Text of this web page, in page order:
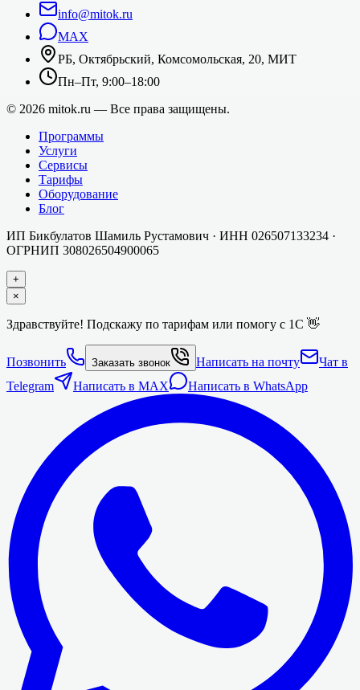
info@mitok.ru
MAX
РБ, Октябрьский, Комсомольская, 20, МИТ
Пн–Пт, 9:00–18:00
© 2026 mitok.ru — Все права защищены.
Программы
Услуги
Сервисы
Тарифы
Оборудование
Блог
ИП Бикбулатов Шамиль Рустамович · ИНН 026507133234 ·
ОГРНИП 308026504900065
+
×
Здравствуйте! Подскажу по тарифам или помогу с 1С 👋
Позвонить Заказать звонок Написать на почту
Чат в
Telegram
Написать в MAX Написать в WhatsApp